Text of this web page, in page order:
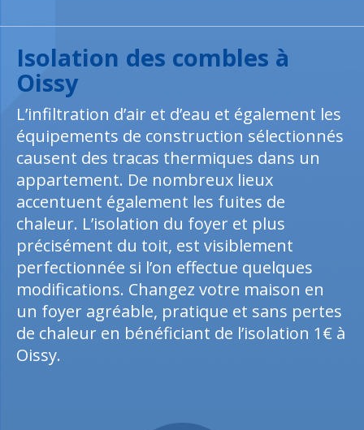
Isolation des combles à
Oissy
L’infiltration d’air et d’eau et également les
équipements de construction sélectionnés
causent des tracas thermiques dans un
appartement. De nombreux lieux
accentuent également les fuites de
chaleur. L’isolation du foyer et plus
précisément du toit, est visiblement
perfectionnée si l’on effectue quelques
modifications. Changez votre maison en
un foyer agréable, pratique et sans pertes
de chaleur en bénéficiant de l’isolation 1€ à
Oissy.